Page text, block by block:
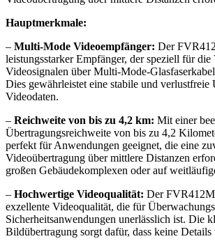
Hauptmerkmale:
– Multi-Mode Videoempfänger: Der
leistungsstarker Empfänger, der speziell für die
Videosignalen über Multi-Mode-
Dies gewährleistet eine stabile und verlustfreie
Videodaten.
– Reichweite von bis zu 4,2 km: Mit einer
Übertragungsreichweite von bis zu 4,2
perfekt für Anwendungen geeignet, die eine
Videoübertragung über mittlere Distanzen
großen Gebäudekomplexen oder auf
– Hochwertige Videoqualität: Der
exzellente Videoqualität, die für
Sicherheitsanwendungen unerlässlich ist. Die
Bildübertragung sorgt dafür, dass keine Details